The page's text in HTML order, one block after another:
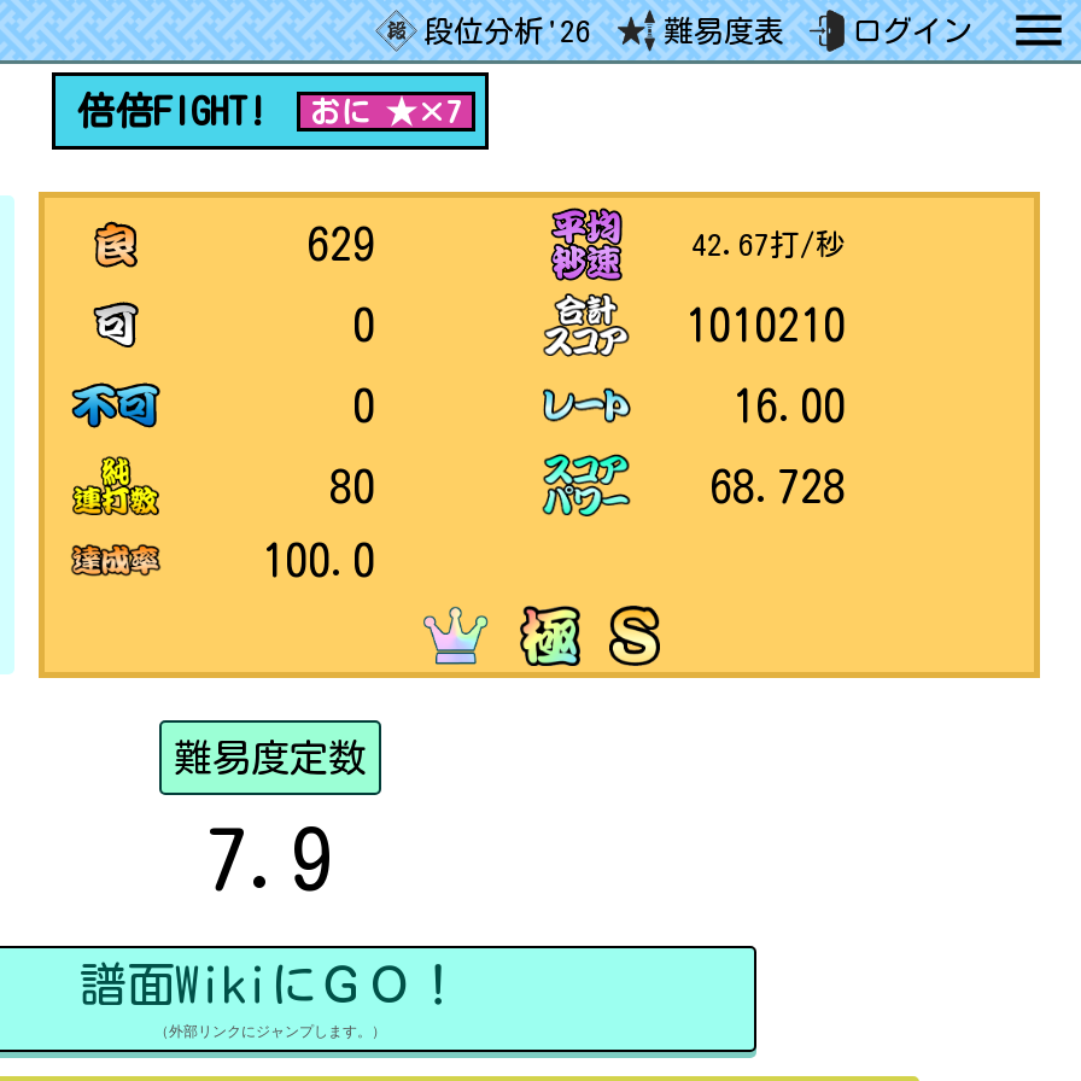
段位分析'26 難易度表 ログイン
倍倍FIGHT! おに ★×7
629
0
0
80
100.0
42.67打/秒
1010210
16.00
68.728
難易度定数
7.9
譜面WikiにＧＯ！
（外部リンクにジャンプします。）